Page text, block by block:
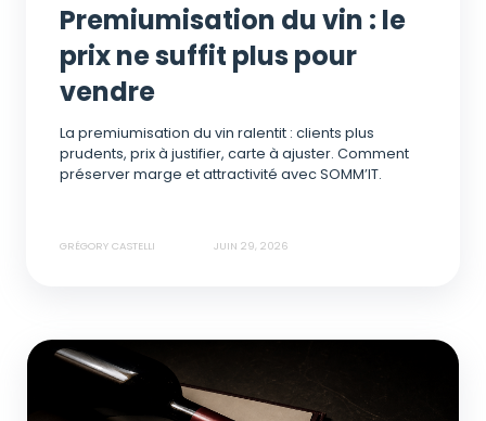
Premiumisation du vin : le
prix ne suffit plus pour
vendre
La premiumisation du vin ralentit : clients plus
prudents, prix à justifier, carte à ajuster. Comment
préserver marge et attractivité avec SOMM’IT.
GRÉGORY CASTELLI JUIN 29, 2026